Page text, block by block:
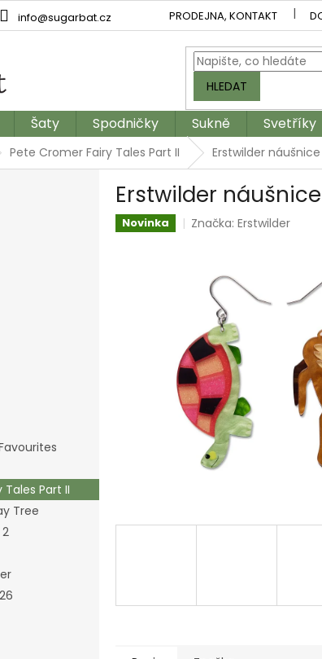
info@sugarbat.cz PRODEJNA, KONTAKT
HLEDAT
Šaty Spodničky Sukně Svetříky
Pete Cromer Fairy Tales Part II Erstwilder
Part II
Tree
Erstwilder
Novinka Značka:Erstwilder